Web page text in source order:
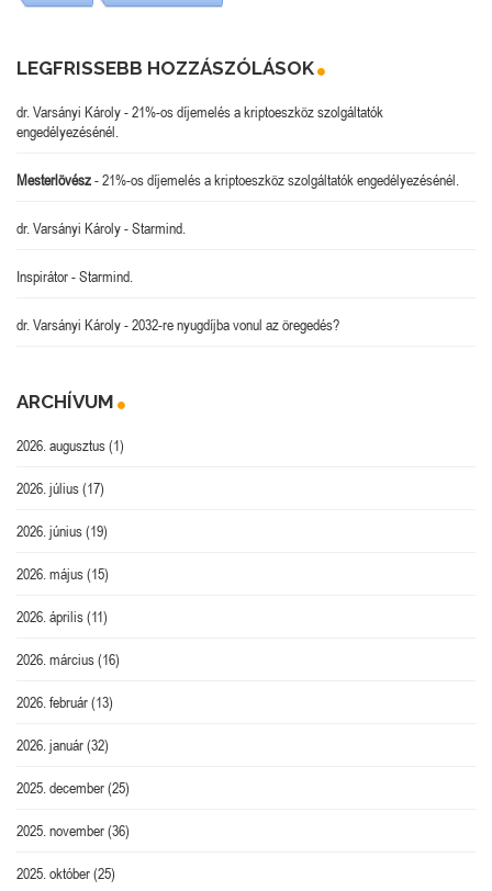
LEGFRISSEBB HOZZÁSZÓLÁSOK
dr. Varsányi Károly-21%-os díjemelés a kriptoeszköz szolgáltatók
engedélyezésénél.
Mesterlövész-21%-os díjemelés a kriptoeszköz szolgáltatók engedélyezésénél.
dr. Varsányi Károly-Starmind.
Inspirátor-Starmind.
dr. Varsányi Károly-2032-re nyugdíjba vonul az öregedés?
ARCHÍVUM
2026. augusztus(1)
2026. július(17)
2026. június(19)
2026. május(15)
2026. április(11)
2026. március(16)
2026. február(13)
2026. január(32)
2025. december(25)
2025. november(36)
2025. október(25)